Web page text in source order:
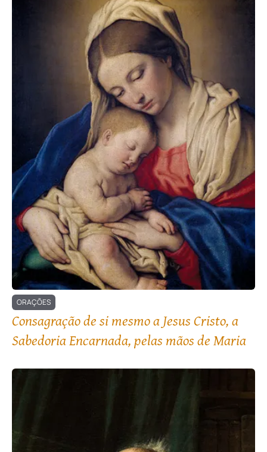
ORAÇÕES
Consagração de si mesmo a Jesus Cristo, a
Sabedoria Encarnada, pelas mãos de Maria